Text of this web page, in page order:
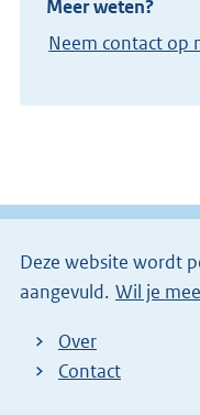
Meer weten?
Neem contact op
Deze website wordt
aangevuld. Wil je
Over
Contact